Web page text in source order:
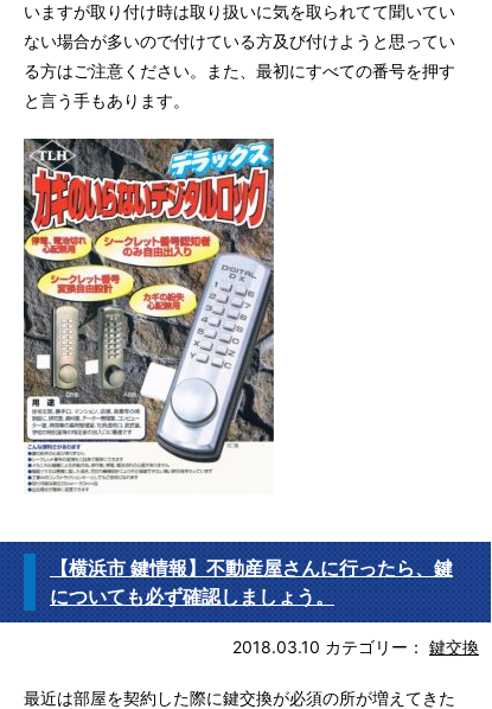
いますが取り付け時は取り扱いに気を取られてて聞いてい
ない場合が多いので付けている方及び付けようと思ってい
る方はご注意ください。また、最初にすべての番号を押す
と言う手もあります。
【横浜市 鍵情報】不動産屋さんに行ったら、鍵
についても必ず確認しましょう。
2018.03.10 カテゴリー： 鍵交換
最近は部屋を契約した際に鍵交換が必須の所が増えてきた